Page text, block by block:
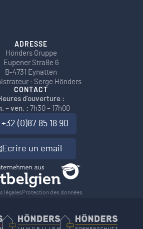
ADRESSE
Hönders Gruppe
Eupener Straße 6
B-4731 Eynatten
: Serge Hönders
CONTACT
d’ouverture :
– ven. : 7h30 – 17h00
+32 (0)87 85 18 90
Ecrire un email
légales Protection des données